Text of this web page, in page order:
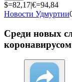
$=82,17|€=94,84
Новости Удмуртии
Среди новых